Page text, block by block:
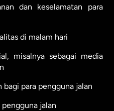
dan keselamatan para
di malam hari
misalnya sebagai media
para pengguna jalan
jalan